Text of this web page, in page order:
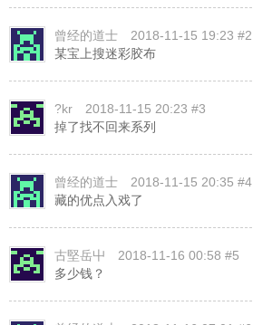
曾经的道士
2018-11-15 19:23 #2
某宝上搜迷彩胶布
?kr
2018-11-15 20:23 #3
掉了找不回来系列
曾经的道士
2018-11-15 20:35 #4
藏的优点入戏了
古堅岳屮
2018-11-16 00:58 #5
多少钱？